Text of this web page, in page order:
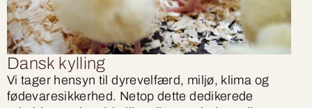
Dansk kylling
Vi tager hensyn til dyrevelfærd, miljø, klima og
fødevaresikkerhed. Netop dette dedikerede